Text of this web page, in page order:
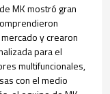
MK mostró gran
y crearon
para el
multifuncionales,
con el medio